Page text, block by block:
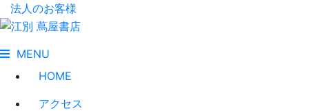
法人のお客様
MENU
HOME
アクセス